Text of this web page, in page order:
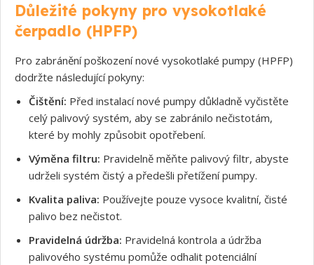
Důležité pokyny pro vysokotlaké
čerpadlo (HPFP)
Pro zabránění poškození nové vysokotlaké pumpy (HPFP)
dodržte následující pokyny:
Čištění: Před instalací nové pumpy důkladně vyčistěte
celý palivový systém, aby se zabránilo nečistotám,
které by mohly způsobit opotřebení.
Výměna filtru: Pravidelně měňte palivový filtr, abyste
udrželi systém čistý a předešli přetížení pumpy.
Kvalita paliva: Používejte pouze vysoce kvalitní, čisté
palivo bez nečistot.
Pravidelná údržba: Pravidelná kontrola a údržba
palivového systému pomůže odhalit potenciální
Souhlasím s GDPR